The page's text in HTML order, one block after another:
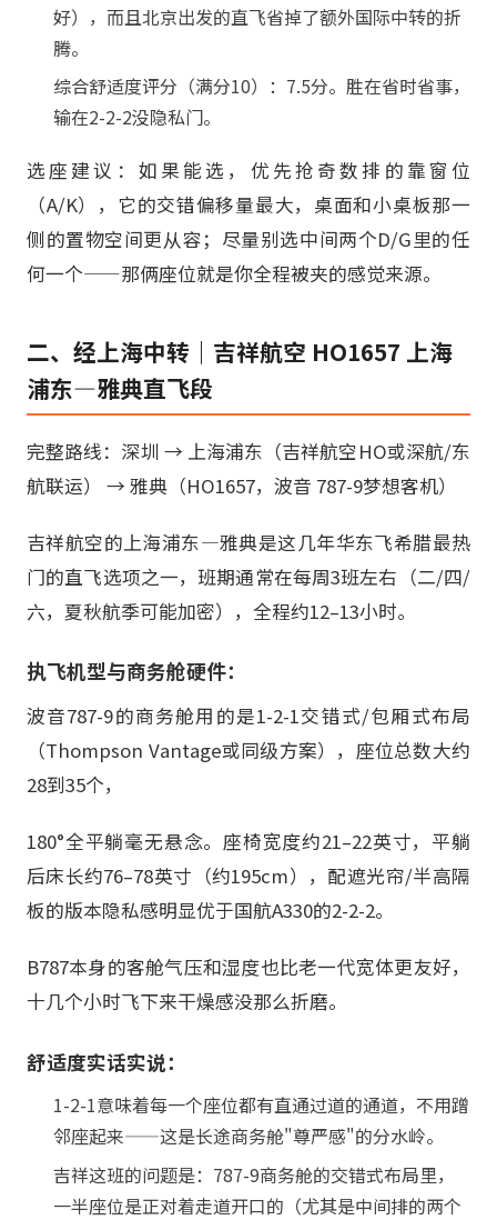
好），而且北京出发的直飞省掉了额外国际中转的折
腾。
综合舒适度评分（满分10）：7.5分。胜在省时省事，
输在2-2-2没隐私门。
选座建议：如果能选，优先抢奇数排的靠窗位
（A/K），它的交错偏移量最大，桌面和小桌板那一
侧的置物空间更从容；尽量别选中间两个D/G里的任
何一个——那俩座位就是你全程被夹的感觉来源。
二、经上海中转｜吉祥航空 HO1657 上海
浦东—雅典直飞段
完整路线：深圳 → 上海浦东（吉祥航空HO或深航/东
航联运） → 雅典（HO1657，波音 787-9梦想客机）
吉祥航空的上海浦东—雅典是这几年华东飞希腊最热
门的直飞选项之一，班期通常在每周3班左右（二/四/
六，夏秋航季可能加密），全程约12–13小时。
执飞机型与商务舱硬件：
波音787-9的商务舱用的是1-2-1交错式/包厢式布局
（Thompson Vantage或同级方案），座位总数大约
28到35个，
180°全平躺毫无悬念。座椅宽度约21–22英寸，平躺
后床长约76–78英寸（约195cm），配遮光帘/半高隔
板的版本隐私感明显优于国航A330的2-2-2。
B787本身的客舱气压和湿度也比老一代宽体更友好，
十几个小时飞下来干燥感没那么折磨。
舒适度实话实说：
1-2-1意味着每一个座位都有直通过道的通道，不用蹭
邻座起来——这是长途商务舱"尊严感"的分水岭。
吉祥这班的问题是：787-9商务舱的交错式布局里，
一半座位是正对着走道开口的（尤其是中间排的两个